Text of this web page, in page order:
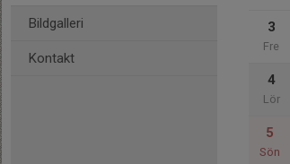
Bildgalleri
Kontakt
3
Fre
4
Lör
5
Sön